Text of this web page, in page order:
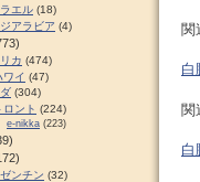
関
白
関
白
エル (18)
アラビア (4)
カ (474)
ワイ (47)
(304)
ロント (224)
e-nikka (223)
ンチン (32)